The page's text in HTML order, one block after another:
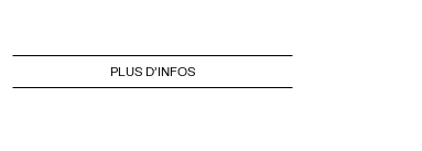
PLUS D'INFOS